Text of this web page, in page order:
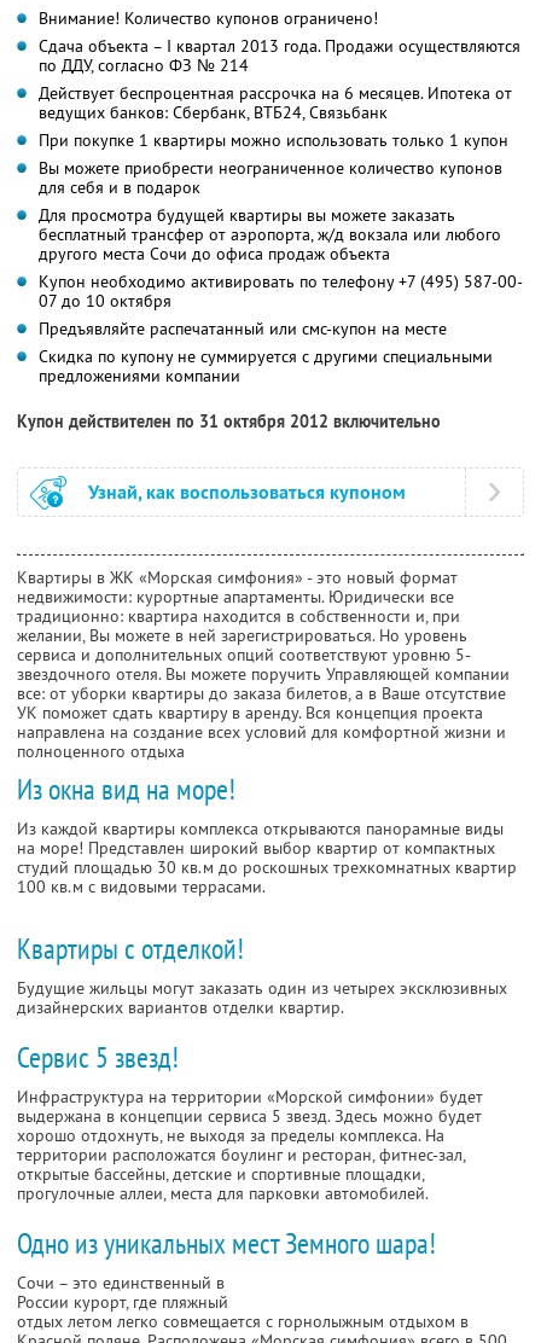
Внимание! Количество купонов ограничено!
Сдача объекта – I квартал 2013 года. Продажи осуществляются
по ДДУ, согласно ФЗ № 214
Действует беспроцентная рассрочка на 6 месяцев. Ипотека от
ведущих банков: Сбербанк, ВТБ24, Связьбанк
При покупке 1 квартиры можно использовать только 1 купон
Вы можете приобрести неограниченное количество купонов
для себя и в подарок
Для просмотра будущей квартиры вы можете заказать
бесплатный трансфер от аэропорта, ж/д вокзала или любого
другого места Сочи до офиса продаж объекта
Купон необходимо активировать по телефону +7 (495) 587-00-
07 до 10 октября
Предъявляйте распечатанный или смс-купон на месте
Скидка по купону не суммируется с другими специальными
предложениями компании
Купон действителен по 31 октября 2012 включительно
Узнай, как воспользоваться купоном
Квартиры в ЖК «Морская симфония» - это новый формат
недвижимости: курортные апартаменты. Юридически все
традиционно: квартира находится в собственности и, при
желании, Вы можете в ней зарегистрироваться. Но уровень
сервиса и дополнительных опций соответствуют уровню 5-
звездочного отеля. Вы можете поручить Управляющей компании
все: от уборки квартиры до заказа билетов, а в Ваше отсутствие
УК поможет сдать квартиру в аренду. Вся концепция проекта
направлена на создание всех условий для комфортной жизни и
полноценного отдыха
Из окна вид на море!
Из каждой квартиры комплекса открываются панорамные виды
на море! Представлен широкий выбор квартир от компактных
студий площадью 30 кв.м до роскошных трехкомнатных квартир
100 кв.м с видовыми террасами.
Квартиры с отделкой!
Будущие жильцы могут заказать один из четырех эксклюзивных
дизайнерских вариантов отделки квартир.
Сервис 5 звезд!
Инфраструктура на территории «Морской симфонии» будет
выдержана в концепции сервиса 5 звезд. Здесь можно будет
хорошо отдохнуть, не выходя за пределы комплекса. На
территории расположатся боулинг и ресторан, фитнес-зал,
открытые бассейны, детские и спортивные площадки,
прогулочные аллеи, места для парковки автомобилей.
Одно из уникальных мест Земного шара!
Сочи – это единственный в
России курорт, где пляжный
отдых летом легко совмещается с горнолыжным отдыхом в